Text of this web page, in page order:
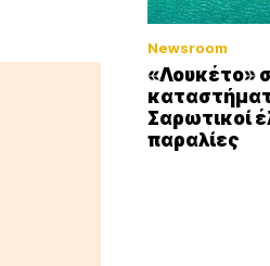
Newsroom
«Λουκέτο»
Σαρωτικοί
παραλίες